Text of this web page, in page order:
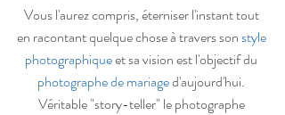
Vous l'aurez compris, éterniser l'instant tout
en racontant quelque chose à travers son style
photographique et sa vision est l'objectif du
photographe de mariage d'aujourd'hui.
Véritable "story-teller" le photographe